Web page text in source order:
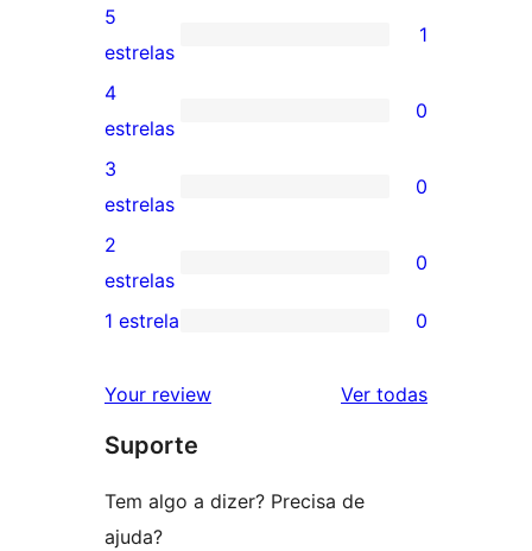
1
avaliação
com
5
estrela
5
estrelas
1
0
avaliação
com
4
estrela
4
estrelas
0
0
avaliação
com
3
3
estrelas
0
0
avaliação
2
2
estrelas
0
com
1
1 estrela 0
Your review Ver todasavaliações
Suporte
Tem algo a dizer? Precisa de
ajuda?